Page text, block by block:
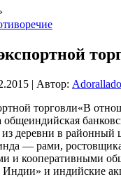
| Автор:
«В
из деревни в районный
— рами,
и кооперативными
и индийские